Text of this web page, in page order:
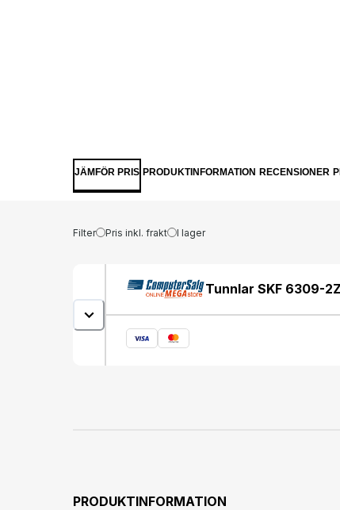
JÄMFÖR PRIS PRODUKTINFORMATION RECENSIONER
Filter Pris inkl. frakt I lager
Tunnlar SKF 6309-
PRODUKTINFORMATION